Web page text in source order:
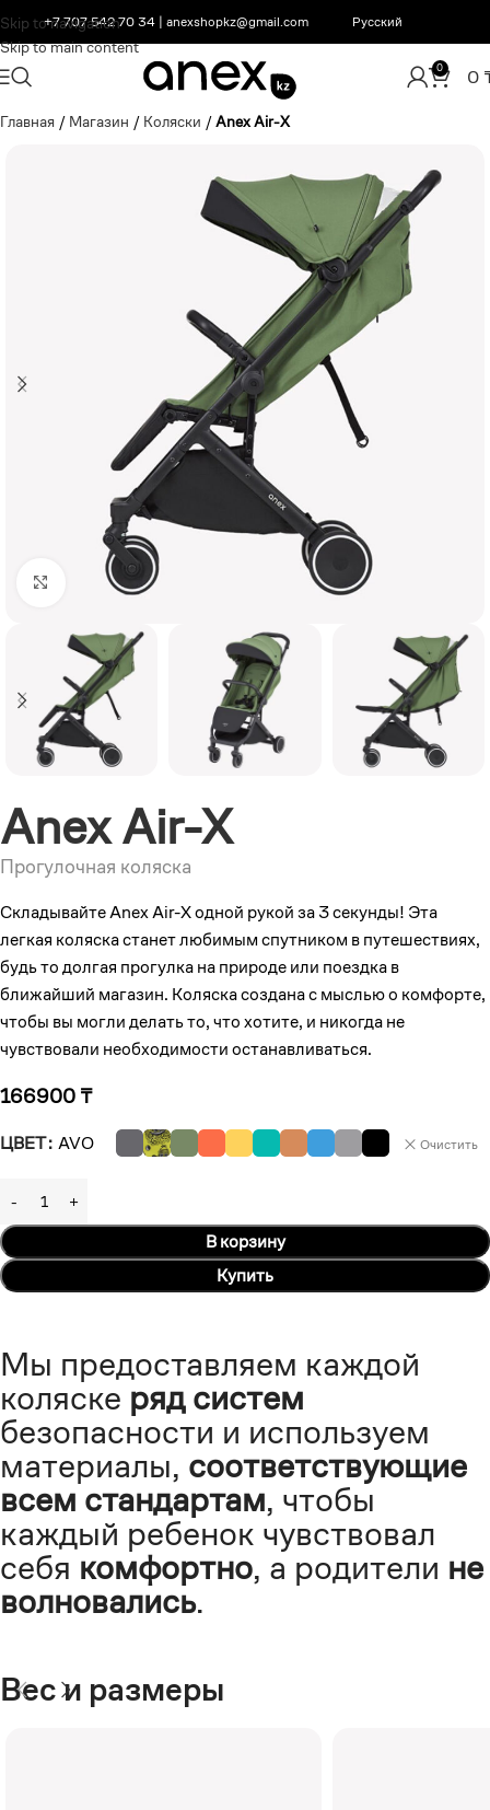
Skip to navigation
Skip to main content
+7 707 542 70 34 | anexshopkz@gmail.com Русский
0 0
Главная / Магазин / Коляски /Anex Air-X
Увеличить
Anex Air-X
Прогулочная коляска
Складывайте Anex Air-X одной рукой за 3 секунды! Эта
легкая коляска станет любимым спутником в путешествиях,
будь то долгая прогулка на природе или поездка в
ближайший магазин. Коляска создана с мыслью о комфорте,
чтобы вы могли делать то, что хотите, и никогда не
чувствовали необходимости останавливаться.
166900 ₸
ЦВЕТ AVO Очистить
В корзину
Купить
Мы предоставляем каждой
коляске ряд систем
безопасности и используем
материалы, соответствующие
всем стандартам, чтобы
каждый ребенок чувствовал
себя комфортно, а родители не
волновались.
Вес и размеры